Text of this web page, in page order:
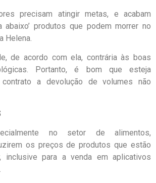
precisam atingir metas, e acabam
abaixo’ produtos que podem morrer no
Helena.
de acordo com ela, contrária às boas
Portanto, é bom que esteja
a devolução de volumes não
no setor de alimentos,
os preços de produtos que estão
inclusive para a venda em aplicativos